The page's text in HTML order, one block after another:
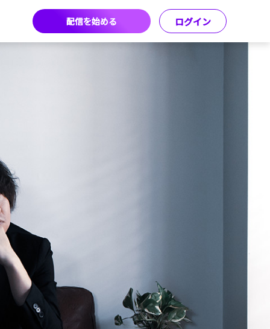
配信を始める ログイン